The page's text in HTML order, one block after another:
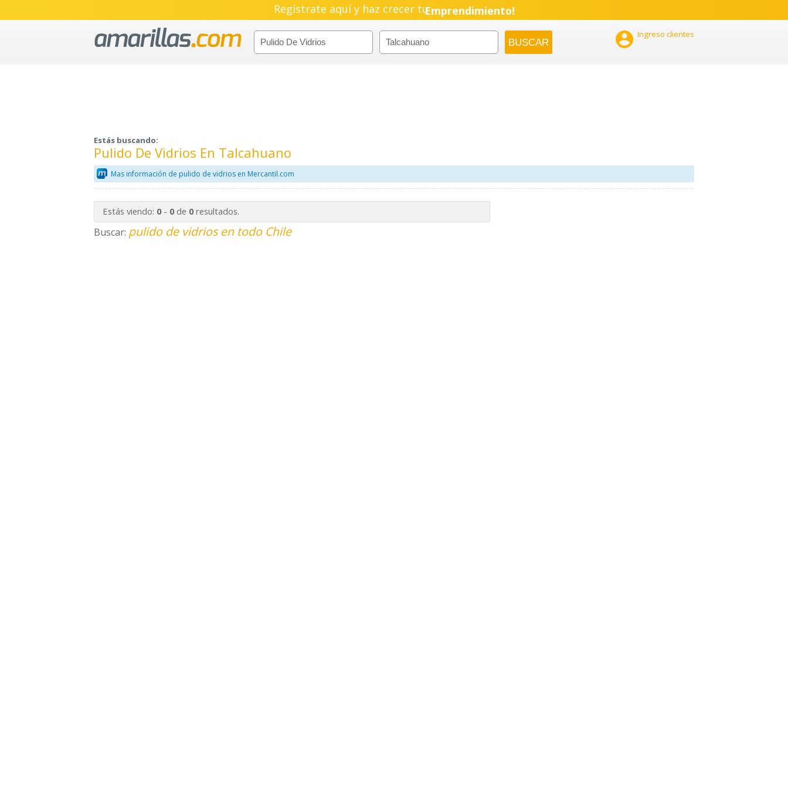
Regístrate aquí y haz crecer tuEmprendimiento!
 Ingreso clientes
Estás buscando:
Pulido De Vidrios En Talcahuano
Mas información de pulido de vidrios en Mercantil.com
Estás viendo: 0- 0de 0resultados.
Buscar: pulido de vidrios en todo Chile